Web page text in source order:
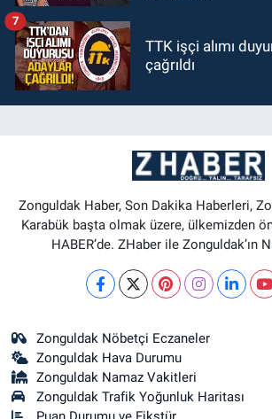
TTK işçi alımı
çağrıldı
7
Zonguldak Haber, Son Dakika Haberleri,
Karabük başta olmak üzere, ülkemizden
HABER’de. ZHaber ile Zonguldak’ın
Zonguldak Nöbetçi Eczaneler
Zonguldak Hava Durumu
Zonguldak Namaz Vakitleri
Zonguldak Trafik Yoğunluk Haritası